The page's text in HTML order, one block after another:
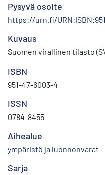
Pysyvä osoite
https://urn.fi/
Kuvaus
Suomen virallinen tilasto
ISBN
951-47-6003-4
ISSN
0784-8455
Aihealue
ympäristö ja luonnonvarat
Sarja